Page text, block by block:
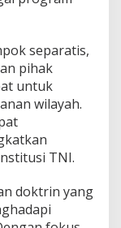
separatis,
pihak
untuk
wilayah.
TNI.
doktrin yang